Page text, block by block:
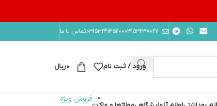
10003153237027
03153241451تماس با ما
ورود / ثبت نام ۰ریال
فروش ویژه